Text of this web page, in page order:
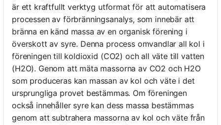
är ett kraftfullt verktyg utformat för att automatisera
processen av förbränningsanalys, som innebär att
bränna en känd massa av en organisk förening i
överskott av syre. Denna process omvandlar all kol i
föreningen till koldioxid (CO2) och all väte till vatten
(H2O). Genom att mäta massorna av CO2 och H2O
som produceras kan massan av kol och väte i det
ursprungliga provet bestämmas. Om föreningen
också innehåller syre kan dess massa bestämmas
genom att subtrahera massorna av kol och väte från